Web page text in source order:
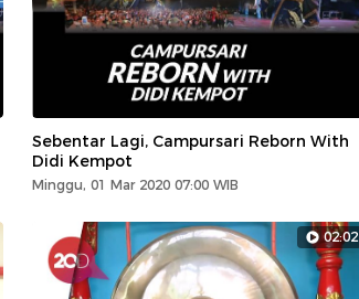
Sebentar Lagi, Campursari Reborn With
Didi Kempot
Minggu, 01 Mar 2020 07:00 WIB
02:02